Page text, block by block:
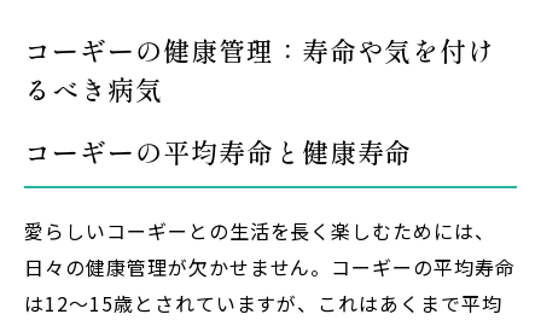
コーギーの健康管理：寿命や気を付け
るべき病気
コーギーの平均寿命と健康寿命
愛らしいコーギーとの生活を長く楽しむためには、
日々の健康管理が欠かせません。コーギーの平均寿命
は12～15歳とされていますが、これはあくまで平均